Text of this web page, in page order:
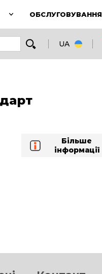
ОБСЛУГОВУВАННЯ
UA
Більше
інформації